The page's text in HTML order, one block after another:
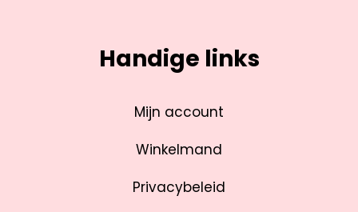
Handige links
Mijn account
Winkelmand
Privacybeleid